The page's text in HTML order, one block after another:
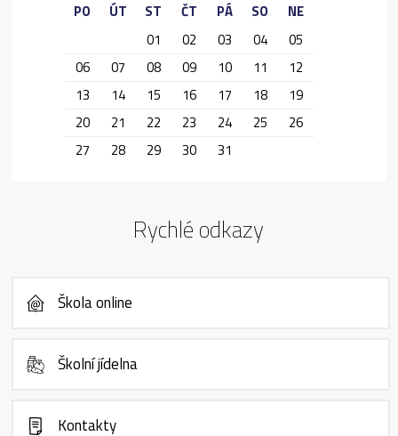
PO ÚT ST ČT PÁ SO
NE
01
02 03 04
05
06
07 08 09 10 11
12
13
14 15 16 17 18
19
20
21 22 23 24 25
26
27
28 29 30 31
Rychlé odkazy
Škola online
Školní jídelna
Kontakty